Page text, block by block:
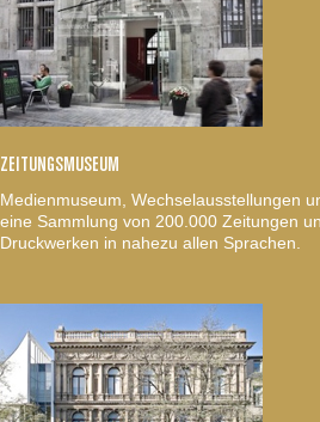
ZEITUNGSMUSEUM
Medienmuseum, Wechselausstellungen
eine Sammlung von 200.000 Zeitungen
Druckwerken in nahezu allen Sprachen.